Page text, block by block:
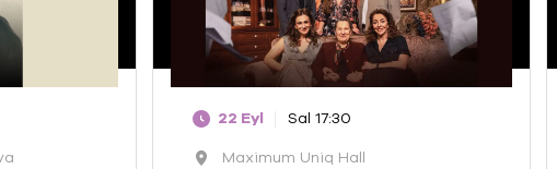
22 Eyl
Sal 17:30
Maximum Uniq Hall